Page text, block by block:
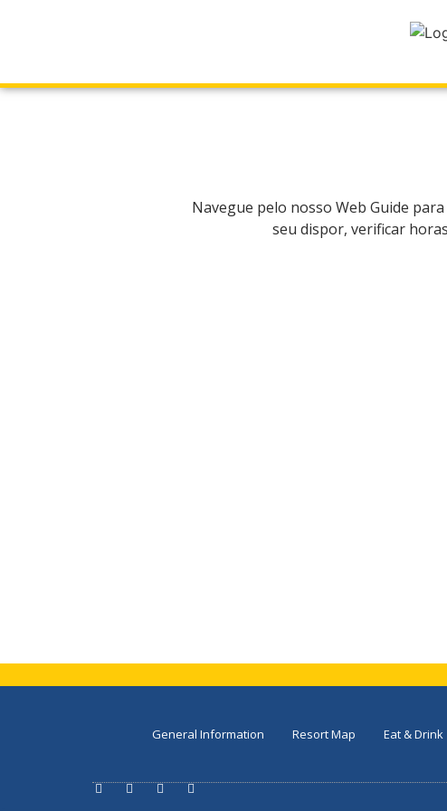
Navegue pelo nosso Web Guide
seu dispor, verificar
General Information Resort Map Eat & Drink